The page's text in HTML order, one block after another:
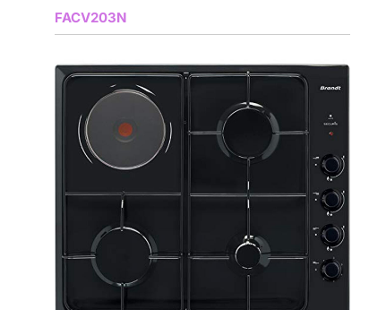
FACV203N